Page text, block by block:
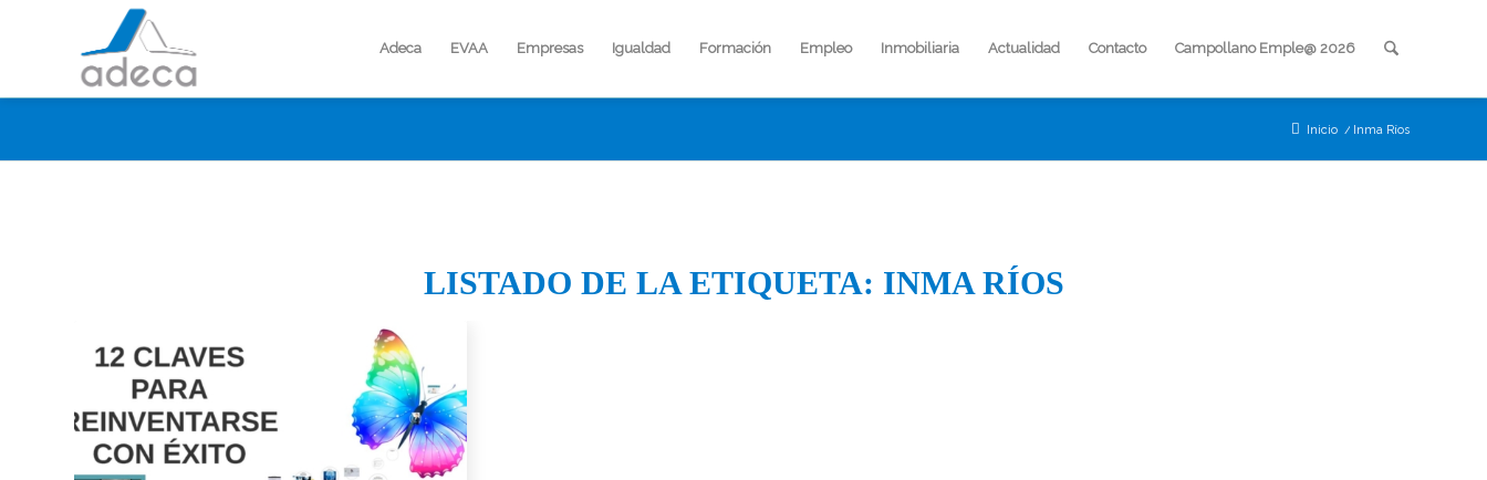
Adeca EVAA Empresas Igualdad Formación Empleo Inmobiliaria Actualidad Contacto Campollano Emple@ 2026
Inicio / Inma Ríos
LISTADO DE LA ETIQUETA: INMA RÍOS